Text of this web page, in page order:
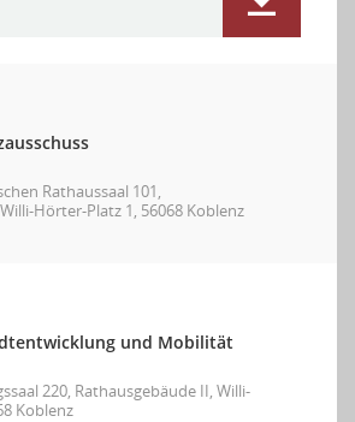
Rathaussaal 101,
Hörter-Platz 1, 56068 Koblenz
und Mobilität
220, Rathausgebäude II, Willi-
Koblenz